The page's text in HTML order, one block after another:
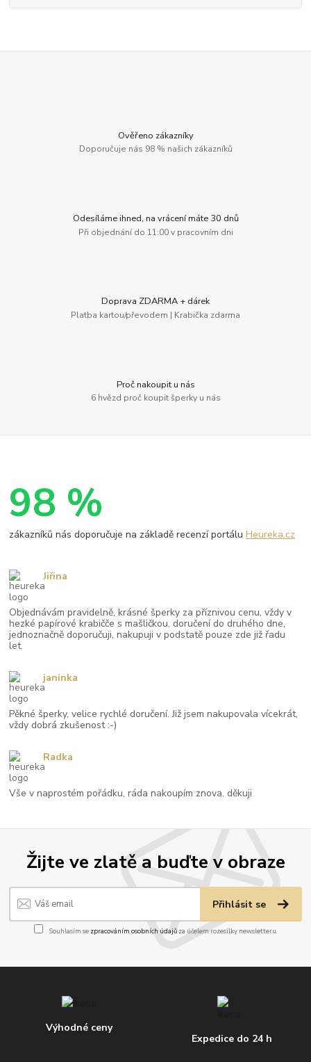
Ověřeno zákazníky
Doporučuje nás 98 % našich zákazníků
Odesíláme ihned, na vrácení máte 30 dnů
Při objednání do 11:00 v pracovním dni
Doprava ZDARMA + dárek
Platba kartou/převodem | Krabička zdarma
Proč nakoupit u nás
6 hvězd proč koupit šperky u nás
Žijte ve zlatě a buďte v obraze
Přihlásit se
Souhlasím se zpracováním osobních údajůza účelem rozesílky newsletteru.
Výhodné ceny
Expedice do 24 h
98 %
zákazníků nás doporučuje na základě recenzí portáluHeureka.cz
Objednávám pravidelně, krásné šperky za příznivou cenu, vždy v
hezké papírové krabičče s mašličkou, doručení do druhého dne,
jednoznačně doporučuji, nakupuji v podstatě pouze zde již řadu
let.
Jiřina
Pěkné šperky, velice rychlé doručení. Již jsem nakupovala vícekrát,
vždy dobrá zkušenost :-)
janinka
Vše v naprostém pořádku, ráda nakoupím znova. děkuji
Radka